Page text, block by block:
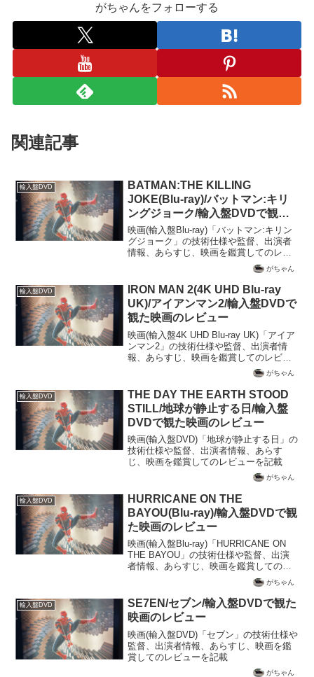
がちゃんをフォローする
関連記事
輸入盤DVD
BATMAN:THE KILLING
JOKE(Blu-ray)/バットマン:キリ
ングジョーク/輸入盤DVDで観た
映画のレビュー
映画(輸入盤Blu-ray)「バットマン:キリン
グジョーク」の技術仕様や監督、出演者
情報、あらすじ、映画を鑑賞してのレビ
がちゃん
輸入盤DVD
IRON MAN 2(4K UHD Blu-ray
UK)/アイアンマン2/輸入盤DVDで
観た映画のレビュー
映画(輸入盤4K UHD Blu-ray UK)「アイア
ンマン2」の技術仕様や監督、出演者情
報、あらすじ、映画を鑑賞してのレビュ
がちゃん
輸入盤DVD
THE DAY THE EARTH STOOD
STILL/地球が静止する日/輸入盤
DVDで観た映画のレビュー
映画(輸入盤DVD)「地球が静止する日」の
技術仕様や監督、出演者情報、あらす
じ、映画を鑑賞してのレビューを記載
がちゃん
輸入盤DVD
HURRICANE ON THE
BAYOU(Blu-ray)/輸入盤DVDで観
た映画のレビュー
映画(輸入盤Blu-ray)「HURRICANE ON
THE BAYOU」の技術仕様や監督、出演
者情報、あらすじ、映画を鑑賞してのレ
がちゃん
輸入盤DVD
SE7EN/セブン/輸入盤DVDで観た
映画のレビュー
映画(輸入盤DVD)「セブン」の技術仕様や
監督、出演者情報、あらすじ、映画を鑑
賞してのレビューを記載
がちゃん